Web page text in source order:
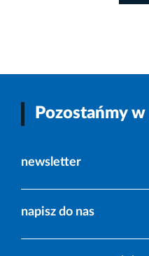
Pozostańmy
newsletter
napisz do nas